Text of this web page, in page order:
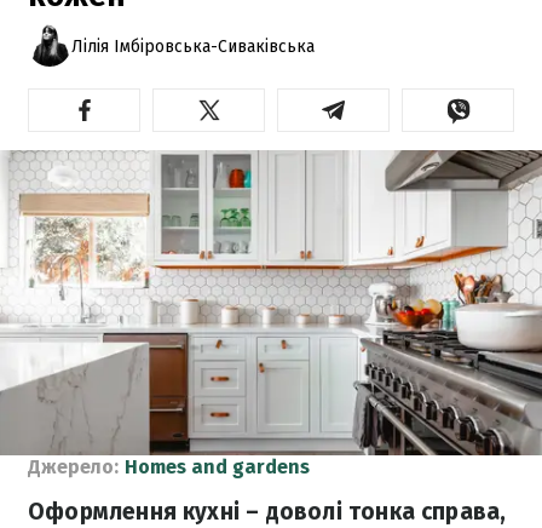
Лілія Імбіровська-Сиваківська
Джерело: Нomes and gardens
Оформлення кухні – доволі тонка справа,